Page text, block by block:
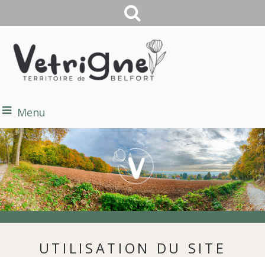
Menu
UTILISATION DU SITE